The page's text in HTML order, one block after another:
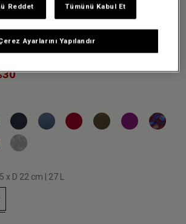
KONTRAST
ÇANTASI
x D 22 cm | 27 L
Ayarlarını Yapılandır
Reddet Tümünü Kabul Et